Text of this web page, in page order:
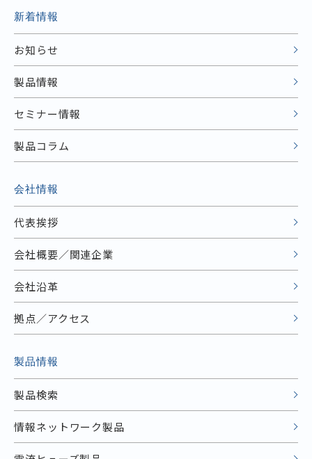
新着情報
お知らせ
製品情報
セミナー情報
製品コラム
会社情報
代表挨拶
会社概要／関連企業
会社沿革
拠点／アクセス
製品情報
製品検索
情報ネットワーク製品